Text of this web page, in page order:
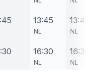
13:45
NL
16:30
NL
13:45
NL
16:30
NL